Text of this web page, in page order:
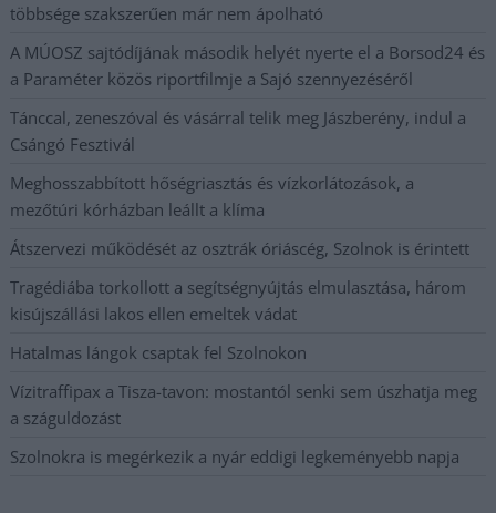
többsége szakszerűen már nem ápolható
A MÚOSZ sajtódíjának második helyét nyerte el a Borsod24 és
a Paraméter közös riportfilmje a Sajó szennyezéséről
Tánccal, zeneszóval és vásárral telik meg Jászberény, indul a
Csángó Fesztivál
Meghosszabbított hőségriasztás és vízkorlátozások, a
mezőtúri kórházban leállt a klíma
Átszervezi működését az osztrák óriáscég, Szolnok is érintett
Tragédiába torkollott a segítségnyújtás elmulasztása, három
kisújszállási lakos ellen emeltek vádat
Hatalmas lángok csaptak fel Szolnokon
Vízitraffipax a Tisza-tavon: mostantól senki sem úszhatja meg
a száguldozást
Szolnokra is megérkezik a nyár eddigi legkeményebb napja